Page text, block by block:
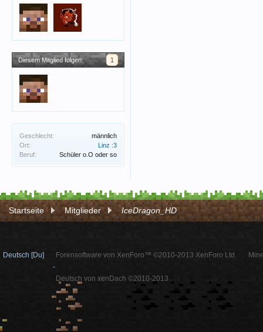
Diesem Mitglied folgen: 1
Geschlecht:
männlich
Ort:
Linz :3
Beruf:
Schüler o.O oder so
Startseite Mitglieder IceDragon_HD
Deutsch [Du]
Forensoftware von XenForo™ ©2010-2013 XenForo Ltd.
-
Deutsch von xenDach ©2010-2013